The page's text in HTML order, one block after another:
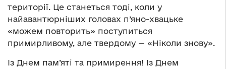
території. Це станеться тоді, коли у
найавантюрніших головах п’яно-хвацьке
«можем повторить» поступиться
примирливому, але твердому — «Ніколи знову».
Із Днем пам’яті та примирення! Із Днем